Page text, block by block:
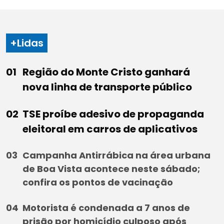
+Lidas
Região do Monte Cristo ganhará
nova linha de transporte público
TSE proíbe adesivo de propaganda
eleitoral em carros de aplicativos
Campanha Antirrábica na área urbana
de Boa Vista acontece neste sábado;
confira os pontos de vacinação
Motorista é condenada a 7 anos de
prisão por homicídio culposo após